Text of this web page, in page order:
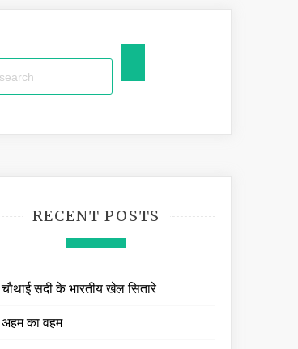
RECENT POSTS
चौथाई सदी के भारतीय खेल सितारे
अहम का वहम